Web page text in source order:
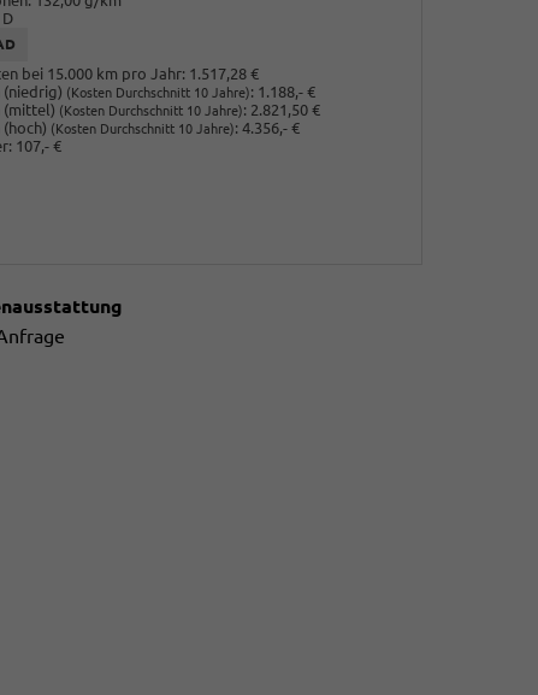
D
bei 15.000 km pro Jahr: 1.517,28 €
(niedrig) (Kosten Durchschnitt 10 Jahre): 1.188,- €
(mittel) (Kosten Durchschnitt 10 Jahre): 2.821,50 €
(hoch) (Kosten Durchschnitt 10 Jahre): 4.356,- €
107,- €